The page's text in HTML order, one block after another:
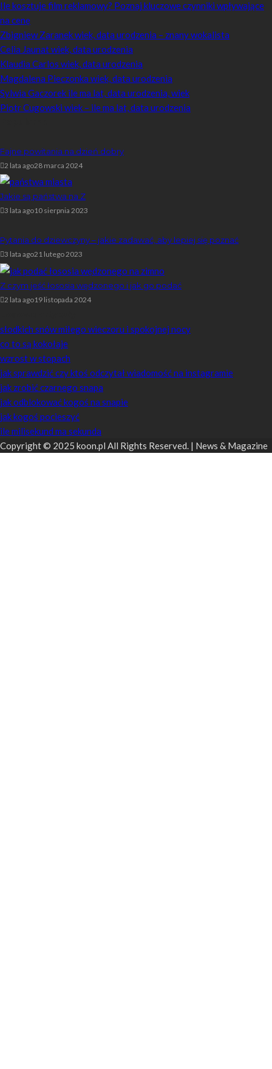
Ile kosztuje film reklamowy? Poznaj kluczowe czynniki wpływające
na cenę
Zbigniew Zaranek wiek, data urodzenia – znany wokalista
Celia Jaunat wiek, data urodzenia
Klaudia Carlos wiek, data urodzenia
Magdalena Pieczonka wiek, data urodzenia
Sylwia Gaczorek ile ma lat, data urodzenia, wiek
Piotr Cugowski wiek – ile ma lat, data urodzenia
Fajne powitania na dzień dobry
2 lata ago28 marca 2024
Jakie są państwa na Z
3 lata ago10 sierpnia 2023
Pytania do dziewczyny – jakie zadawać, aby lepiej się poznać
3 lata ago21 lutego 2023
Z czym jeść łososia wędzonego i jak go podać
2 lata ago19 listopada 2024
słodkich snów miłego wieczoru i spokojnej nocy
co to są kokołaje
wzrost w stopach
jak sprawdzić czy ktoś odczytał wiadomość na instagramie
jak zrobić czarnego snapa
jak odblokować kogoś na snapie
jak kogoś pocieszyć
ile milisekund ma sekunda
Copyright © 2025 koon.pl All Rights Reserved. | News & Magazine